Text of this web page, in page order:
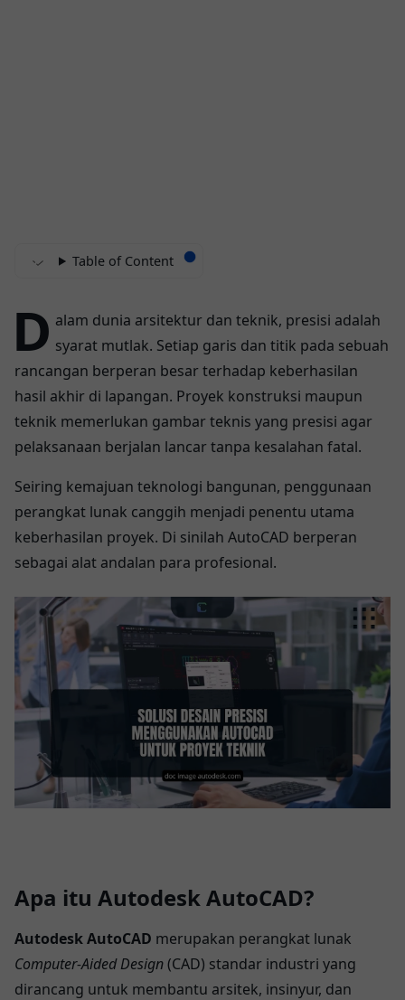
Table of Content
D alam dunia arsitektur dan teknik, presisi adalah
syarat mutlak. Setiap garis dan titik pada sebuah
rancangan berperan besar terhadap keberhasilan
hasil akhir di lapangan. Proyek konstruksi maupun
teknik memerlukan gambar teknis yang presisi agar
pelaksanaan berjalan lancar tanpa kesalahan fatal.
Seiring kemajuan teknologi bangunan, penggunaan
perangkat lunak canggih menjadi penentu utama
keberhasilan proyek. Di sinilah AutoCAD berperan
sebagai alat andalan para profesional.
Apa itu Autodesk AutoCAD?
Autodesk AutoCAD merupakan perangkat lunak
Computer-Aided Design(CAD) standar industri yang
dirancang untuk membantu arsitek, insinyur, dan